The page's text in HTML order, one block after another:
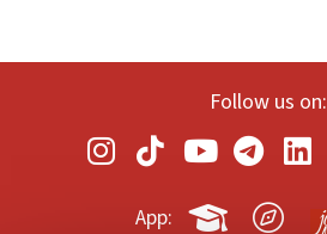
Follow us on:
App: